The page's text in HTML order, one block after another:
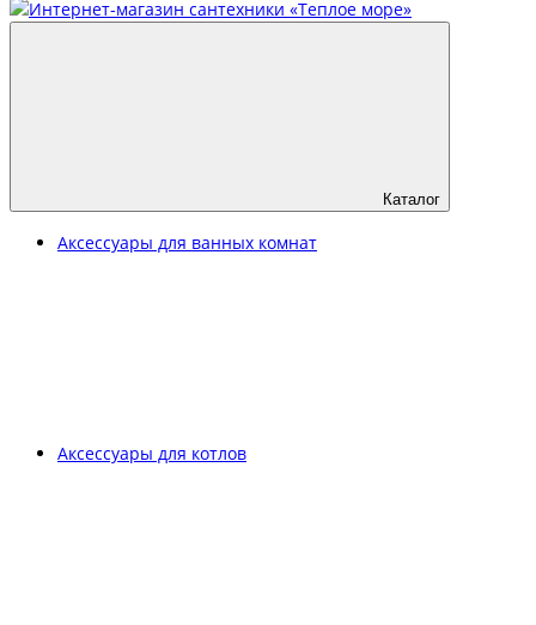
Каталог
Аксессуары для ванных комнат
Аксессуары для котлов